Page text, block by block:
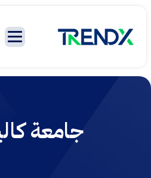
جامعة